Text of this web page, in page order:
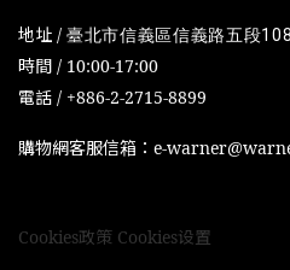
地址 / 臺北市信義區信義路五段
時間 / 10:00-17:00
電話 / +886-2-2715-8899
購物網客服信箱：e-
Cookies政策 Cookies设置